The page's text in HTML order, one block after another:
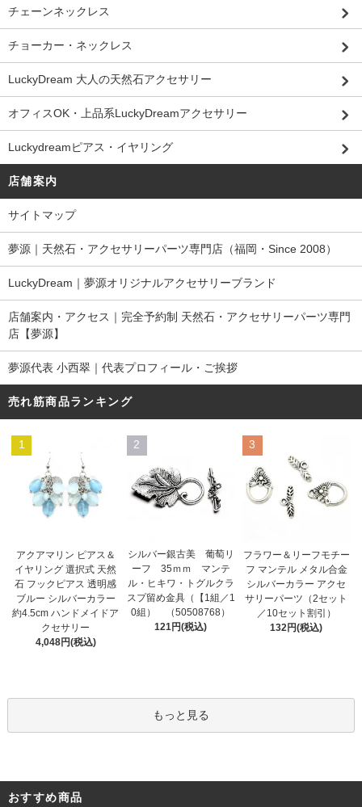
チェーンネックレス
チョーカー・ネックレス
LuckyDream 大人の天然石アクセサリー
オフィスOK・上品系LuckyDreamアクセサリー
Luckydreamピアス・イヤリング
店舗案内
サイトマップ
夢源｜天然石・アクセサリーパーツ専門店（福岡・Since 2008）
LuckyDream｜夢源オリジナルアクセサリーブランド
店舗案内・アクセス｜完全予約制 天然石・アクセサリーパーツ専門
店【夢源】
夢源代表 小西翠｜代表プロフィール・ご挨拶
売れ筋商品ランキング
1
アクアマリン ピアス＆
イヤリング 選択式 天然
石 フックピアス 透明感
ブルー シルバーカラー
約4.5cm ハンドメイドア
クセサリー
4,048円(税込)
2
シルバー銀古美 葡萄リ
ーフ 35ｍｍ マンテ
ル・ヒキワ・トグルクラ
スプ留め金具（【1組／1
0組） （50508768）
121円(税込)
3
フラワー＆リーフモチー
フ マンテル メタル合金
シルバーカラー アクセ
サリーパーツ（2セット
／10セット割引）
132円(税込)
もっと見る
おすすめ商品